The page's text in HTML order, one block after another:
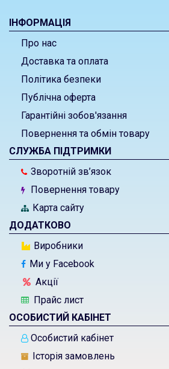
ІНФОРМАЦІЯ
Про нас
Доставка та оплата
Політика безпеки
Публічна оферта
Гарантійні зобов'язання
Повернення та обмін товару
СЛУЖБА ПІДТРИМКИ
Зворотній зв’язок
Повернення товару
Карта сайту
ДОДАТКОВО
Виробники
Ми у Facebook
Акції
Прайс лист
ОСОБИСТИЙ КАБІНЕТ
Особистий кабінет
Історія замовлень